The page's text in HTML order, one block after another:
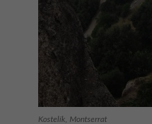
Kostelík, Montserrat